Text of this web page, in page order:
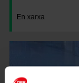
En xarxa